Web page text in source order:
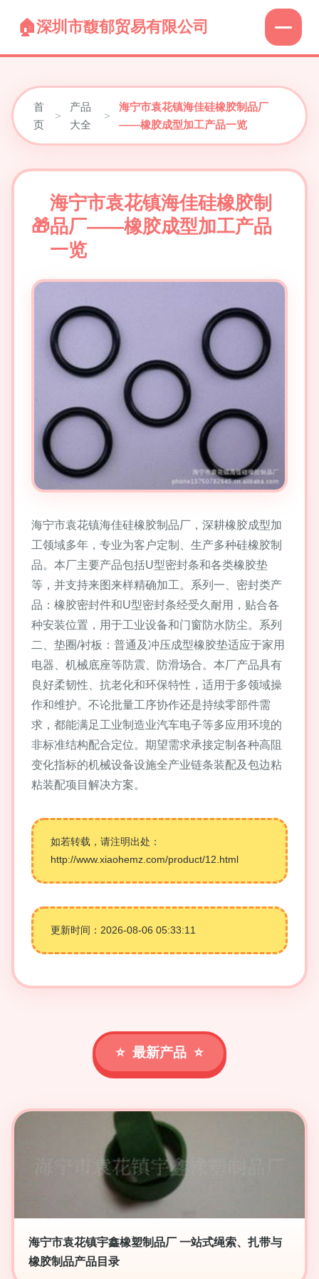
深圳市馥郁贸易有限公司
首
页
>
产品
大全
>
海宁市袁花镇海佳硅橡胶制品厂
——橡胶成型加工产品一览
海宁市袁花镇海佳硅橡胶制
品厂——橡胶成型加工产品
一览
海宁市袁花镇海佳硅橡胶制品厂，深耕橡胶成型加
工领域多年，专业为客户定制、生产多种硅橡胶制
品。本厂主要产品包括U型密封条和各类橡胶垫
等，并支持来图来样精确加工。系列一、密封类产
品：橡胶密封件和U型密封条经受久耐用，贴合各
种安装位置，用于工业设备和门窗防水防尘。系列
二、垫圈/衬板：普通及冲压成型橡胶垫适应于家用
电器、机械底座等防震、防滑场合。本厂产品具有
良好柔韧性、抗老化和环保特性，适用于多领域操
作和维护。不论批量工序协作还是持续零部件需
求，都能满足工业制造业汽车电子等多应用环境的
非标准结构配合定位。期望需求承接定制各种高阻
变化指标的机械设备设施全产业链条装配及包边粘
粘装配项目解决方案。
如若转载，请注明出处：
http://www.xiaohemz.com/product/12.html
更新时间：2026-08-06 05:33:11
最新产品
海宁市袁花镇宇鑫橡塑制品厂 一站式绳索、扎带与
橡胶制品产品目录